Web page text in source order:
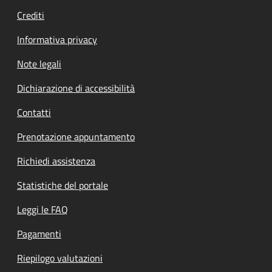
Crediti
Informativa privacy
Note legali
Dichiarazione di accessibilità
Contatti
Prenotazione appuntamento
Richiedi assistenza
Statistiche del portale
Leggi le FAQ
Pagamenti
Riepilogo valutazioni